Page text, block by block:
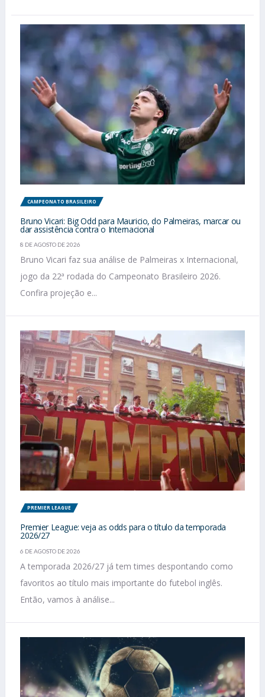
CAMPEONATO BRASILEIRO
Bruno Vicari: Big Odd para Mauricio, do Palmeiras, marcar ou
dar assistência contra o Internacional
8 DE AGOSTO DE 2026
Bruno Vicari faz sua análise de Palmeiras x Internacional,
jogo da 22ª rodada do Campeonato Brasileiro 2026.
Confira projeção e...
PREMIER LEAGUE
Premier League: veja as odds para o título da temporada
2026/27
6 DE AGOSTO DE 2026
A temporada 2026/27 já tem times despontando como
favoritos ao título mais importante do futebol inglês.
Então, vamos à análise...